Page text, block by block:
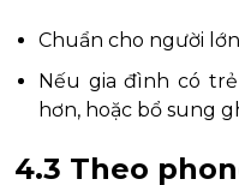
Chuẩn cho người
Nếu gia đình có
hơn, hoặc bổ sung
4.3 Theo